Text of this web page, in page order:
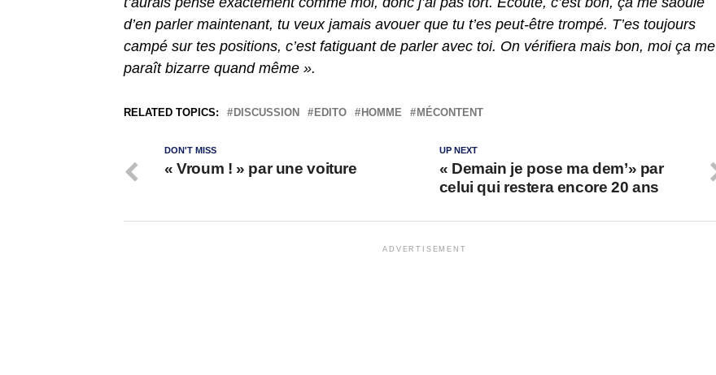
d’en parler maintenant, tu veux jamais avouer que tu t’es peut-être trompé. T’es toujours
campé sur tes positions, c’est fatiguant de parler avec toi. On vérifiera mais bon, moi ça me
paraît bizarre quand même ».
RELATED TOPICS: DISCUSSION EDITO HOMME MÉCONTENT
UP NEXT
« Demain je pose ma dem’» par
celui qui restera encore 20 ans
DON'T MISS
« Vroum ! » par une voiture
ADVERTISEMENT